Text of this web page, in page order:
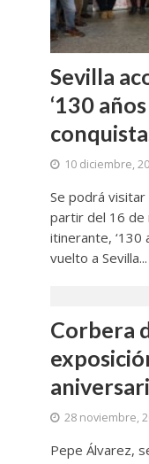
Sevilla
‘130
10 diciembre,
Se podrá
partir del 16 de
itinerante, ‘130
vuelto a Sevilla...
Corbera
28 noviembre,
Pepe Álvarez,